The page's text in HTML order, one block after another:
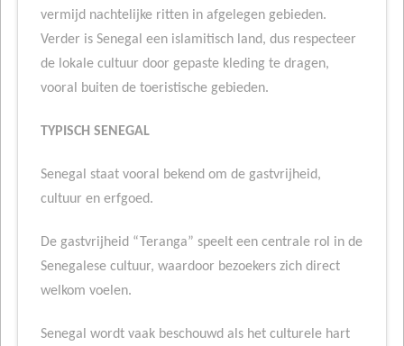
vermijd nachtelijke ritten in afgelegen gebieden.
Verder is Senegal een islamitisch land, dus respecteer
de lokale cultuur door gepaste kleding te dragen,
vooral buiten de toeristische gebieden.
TYPISCH SENEGAL
Senegal staat vooral bekend om de gastvrijheid,
cultuur en erfgoed.
De gastvrijheid “Teranga” speelt een centrale rol in de
Senegalese cultuur, waardoor bezoekers zich direct
welkom voelen.
Senegal wordt vaak beschouwd als het culturele hart